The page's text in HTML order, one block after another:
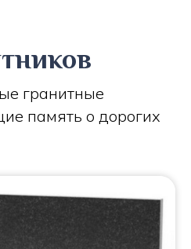
гранитные
память о дорогих